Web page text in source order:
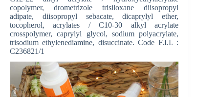
copolymer, drometrizole trisiloxane diisopropyl
adipate, diisopropyl sebacate, dicaprylyl ether,
tocopherol, acrylates / C10-30 alkyl acrylate
crosspolymer, caprylyl glycol, sodium polyacrylate,
trisodium ethylenediamine, disuccinate. Code F.I.L :
C236821/1